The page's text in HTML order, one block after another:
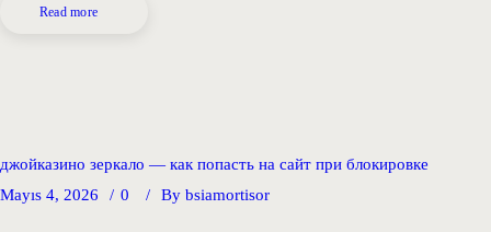
Read more
джойказино зеркало — как попасть на сайт при блокировке
Mayıs 4, 2026
0 By bsiamortisor